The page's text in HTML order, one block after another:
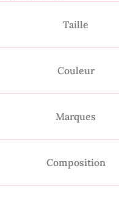
Taille
Couleur
Marques
Composition